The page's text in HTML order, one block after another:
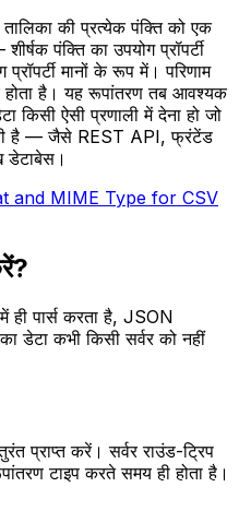
की प्रत्येक पंक्ति को एक
पंक्ति का उपयोग प्रॉपर्टी
मानों के रूप में। परिणाम
है। यह रूपांतरण तब आवश्यक
किसी ऐसी प्रणाली में देना हो जो
है — जैसे REST API, फ्रंटेंड
डेटाबेस।
and MIME Type for CSV
पार्स करता है, JSON
कभी किसी सर्वर को नहीं
प्राप्त करें। सर्वर राउंड-ट्रिप
टाइप करते समय ही होता है।